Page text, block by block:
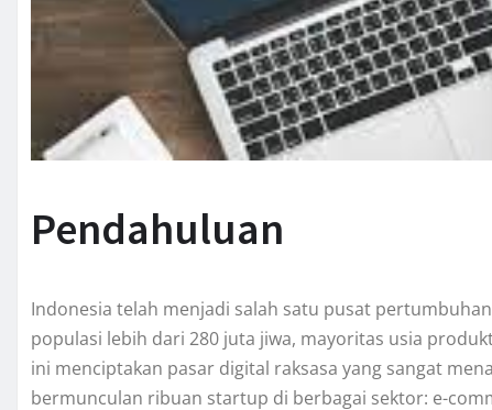
Pendahuluan
Indonesia telah menjadi salah satu pusat
populasi lebih dari 280 juta jiwa, mayoritas usia
ini menciptakan pasar digital raksasa yang sangat
bermunculan ribuan startup di berbagai sektor: e-